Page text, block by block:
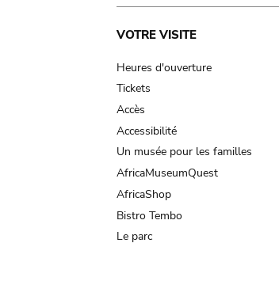
Main
navigation
VOTRE VISITE
Heures d'ouverture
Tickets
Accès
Accessibilité
Un musée pour les familles
AfricaMuseumQuest
AfricaShop
Bistro Tembo
Le parc